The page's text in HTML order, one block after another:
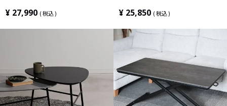
しゃれ 円卓 ラウンドテーブル グレー ホ
ワイト 白
¥ 27,990 税込
ール脚 リビング モダン グレー ブラック
¥ 25,850 税込